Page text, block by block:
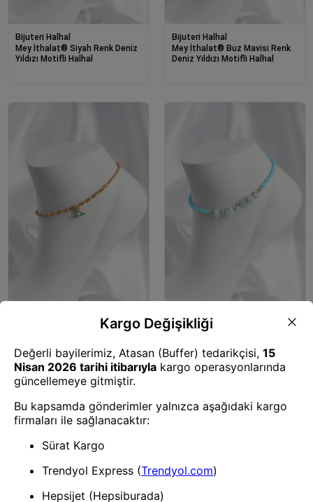
Bijuteri Halhal
Mey İthalat® Siyah Renk Deniz
Yıldızı Motifli Halhal
Bijuteri Halhal
Mey İthalat® Buz Mavisi Renk
Deniz Yıldızı Motifli Halhal
Boncuklu Balık Kuyruğu Motifli
Halhal
Bijuteri Halhal
Boncuklu Doğaltaş Görünümlü
Halhal